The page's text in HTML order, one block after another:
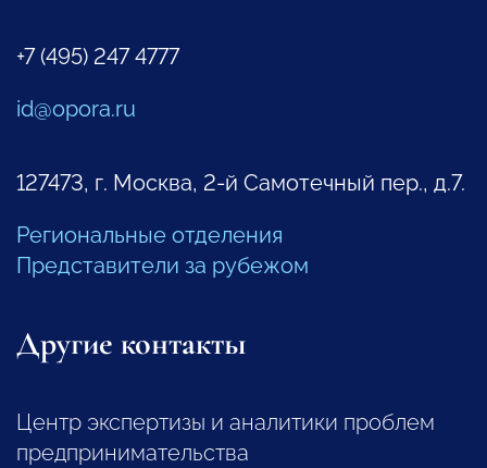
+7 (495) 247 4777
id@opora.ru
127473, г. Москва, 2-й Самотечный пер., д.7.
Региональные отделения
Представители за рубежом
Другие контакты
Центр экспертизы и аналитики проблем
предпринимательства